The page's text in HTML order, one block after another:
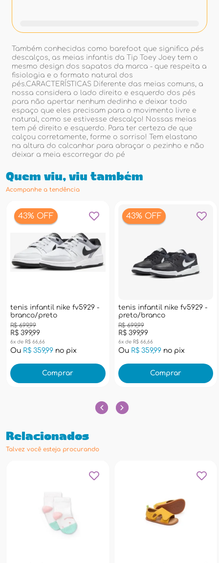
Também conhecidas como barefoot que significa pés
descalços, as meias infantis da Tip Toey Joey tem o
mesmo design dos sapatos da marca - que respeita a
fisiologia e o formato natural dos
pés.CARACTERÍSTICAS Diferente das meias comuns, a
nossa considera o lado direito e esquerdo dos pés
para não apertar nenhum dedinho e deixar todo
espaço que eles precisam para o movimento livre e
natural, como se estivesse descalço! Nossas meias
tem pé direito e esquerdo. Para ter certeza de que
calçou corretamente, forme o sorriso! Tem elastano
na altura do calcanhar para abraçar o pezinho e não
deixar a meia escorregar do pé
Quem viu, viu também
Acompanhe a tendência
43% OFF
tenis infantil nike fv5929 -
branco/preto
R$ 399,99
R$ 699,99
6x de R$ 66,66
Ou R$ 359,99 no pix
Comprar
43% OFF
tenis infantil nike fv5929 -
preto/branco
R$ 399,99
R$ 699,99
6x de R$ 66,66
Ou R$ 359,99no pix
Comprar
Relacionados
Talvez você esteja procurando